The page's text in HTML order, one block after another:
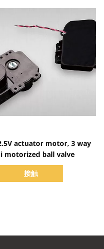
actuator motor, 3 way
motorized ball valve
接触